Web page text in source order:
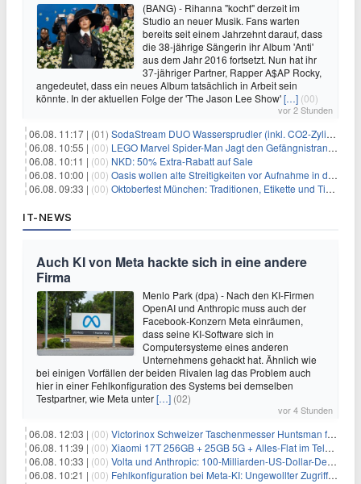
(BANG) - Rihanna "kocht" derzeit im
Studio an neuer Musik. Fans warten
bereits seit einem Jahrzehnt darauf, dass
die 38-jährige Sängerin ihr Album 'Anti'
aus dem Jahr 2016 fortsetzt. Nun hat ihr
37-jähriger Partner, Rapper A$AP Rocky,
angedeutet, dass ein neues Album tatsächlich in Arbeit sein
könnte. In der aktuellen Folge der 'The Jason Lee Show'[…] (00)
vor 2 Stunden
06.08. 11:17 | (01) SodaStream DUO Wassersprudler (inkl. CO2-Zylinder) für 94€
06.08. 10:55 | (00) LEGO Marvel Spider-Man Jagt den Gefängnistransporter (76349) für 32,99€
06.08. 10:11 | (00) NKD: 50% Extra-Rabatt auf Sale
06.08. 10:00 | (00) Oasis wollen alte Streitigkeiten vor Aufnahme in die Rock and Roll Hall of Fame begraben
06.08. 09:33 | (00) Oktoberfest München: Traditionen, Etikette und Tipps für Gäste aus dem In- und Ausland
IT-NEWS
Auch KI von Meta hackte sich in eine andere
Firma
Menlo Park (dpa) - Nach den KI-Firmen
OpenAI und Anthropic muss auch der
Facebook-Konzern Meta einräumen,
dass seine KI-Software sich in
Computersysteme eines anderen
Unternehmens gehackt hat. Ähnlich wie
bei einigen Vorfällen der beiden Rivalen lag das Problem auch
hier in einer Fehlkonfiguration des Systems bei demselben
Testpartner, wie Meta unter[…] (02)
vor 4 Stunden
06.08. 12:03 | (00) Victorinox Schweizer Taschenmesser Huntsman für 32,99€
06.08. 11:39 | (00) Xiaomi 17T 256GB + 25GB 5G + Alles-Flat im Telekom-Netz für 9,99€/Monat
06.08. 10:33 | (00) Volta und Anthropic: 100-Milliarden-US-Dollar-Deal für KI-Rechenleistung
06.08. 10:21 | (00) Fehlkonfiguration bei Meta-KI: Ungewollter Zugriff auf fremde Systeme